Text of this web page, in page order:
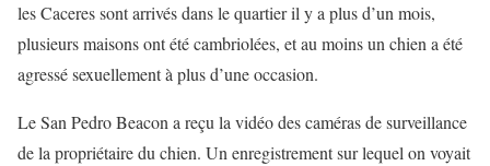
les Caceres sont arrivés dans le quartier il y a plus d’un mois,
plusieurs maisons ont été cambriolées, et au moins un chien a été
agressé sexuellement à plus d’une occasion.
Le San Pedro Beacon a reçu la vidéo des caméras de surveillance
de la propriétaire du chien. Un enregistrement sur lequel on voyait